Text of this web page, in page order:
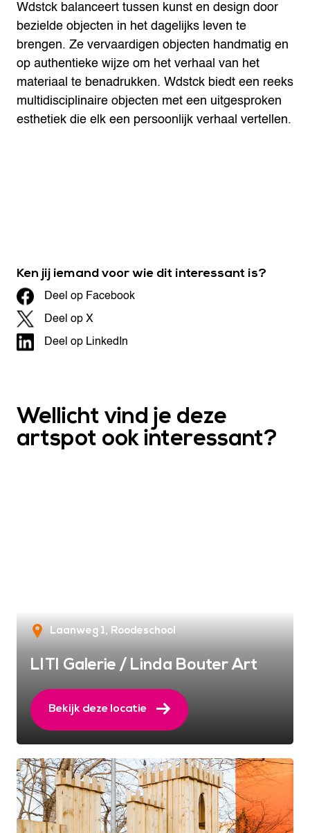
Wdstck balanceert tussen kunst en design door
bezielde objecten in het dagelijks leven te
brengen. Ze vervaardigen objecten handmatig en
op authentieke wijze om het verhaal van het
materiaal te benadrukken. Wdstck biedt een reeks
multidisciplinaire objecten met een uitgesproken
esthetiek die elk een persoonlijk verhaal vertellen.
Ken jij iemand voor wie dit interessant is?
Deel op Facebook
Deel op X
Deel op LinkedIn
Wellicht vind je deze
artspot ook interessant?
Laanweg 1 Roodeschool
LITI Galerie / Linda Bouter Art
Bekijk deze locatie